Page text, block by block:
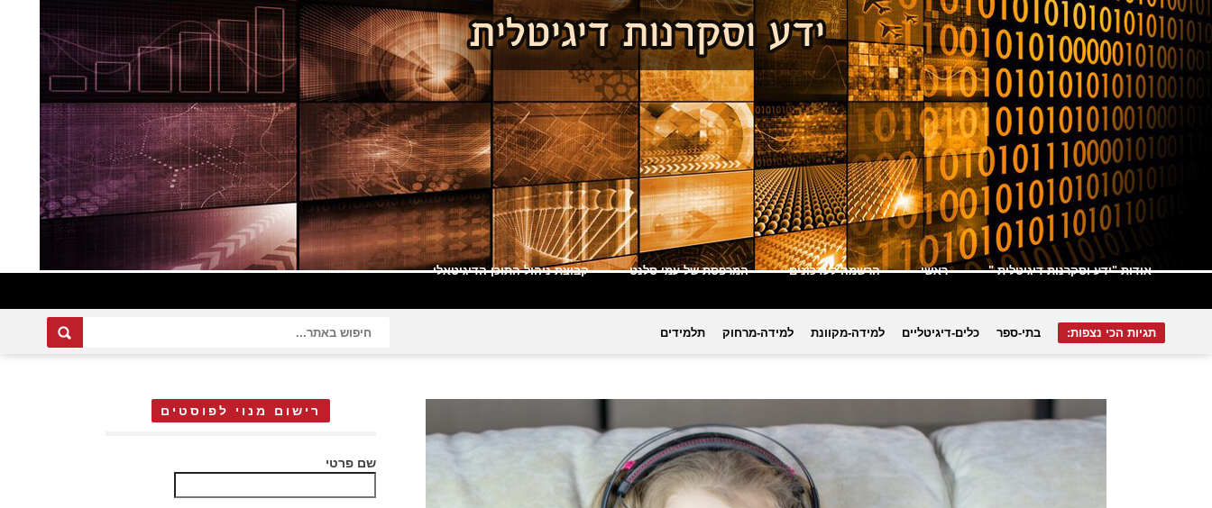
אודות "ידע וסקרנות דיגיטלית " ראשי הרשמה לעדכונים המרפסת של עמי סלנט קבוצת ניהול התוכן הדיגיטאלי
תגיות הכי נצפות: בתי-ספר כלים-דיגיטליים למידה-מקוונת למידה-מרחוק תלמידים
רישום מנוי לפוסטים
שם פרטי